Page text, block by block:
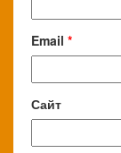
Email *
Сайт